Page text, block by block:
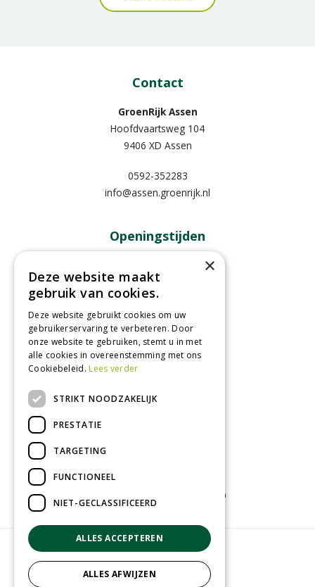
Contact
GroenRijk Assen
Hoofdvaartsweg 104
9406 XD Assen
0592-352283
info@assen.groenrijk.nl
Openingstijden
09:00 - 18:00
Dinsdag
Woensdag
Donderdag
09:00 - 18:00
Vrijdag
09:00 - 18:00
Zaterdag
09:00 - 17:00
Toon alle openingstijden
Tuinplanten
© Groenrijk Assen
Green Solutions
×
Deze website maakt
gebruik van cookies.
Deze website gebruikt cookies om uw
gebruikerservaring te verbeteren. Door
onze website te gebruiken, stemt u in met
alle cookies in overeenstemming met ons
Cookiebeleid.Lees verder
STRIKT NOODZAKELIJK
PRESTATIE
TARGETING
FUNCTIONEEL
NIET-GECLASSIFICEERD
ALLES ACCEPTEREN
ALLES AFWIJZEN